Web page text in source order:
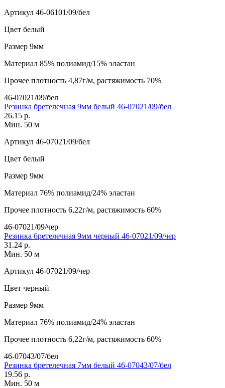
Артикул 46-06101/09/бел
Цвет белый
Размер 9мм
Материал 85% полиамид/15% эластан
Прочее плотность 4,87г/м, растяжимость 70%
46-07021/09/бел
Резинка бретелечная 9мм белый 46-07021/09/бел
26.15 р.
Мин. 50 м
Артикул 46-07021/09/бел
Цвет белый
Размер 9мм
Материал 76% полиамид/24% эластан
Прочее плотность 6,22г/м, растяжимость 60%
46-07021/09/чер
Резинка бретелечная 9мм черный 46-07021/09/чер
31.24 р.
Мин. 50 м
Артикул 46-07021/09/чер
Цвет черный
Размер 9мм
Материал 76% полиамид/24% эластан
Прочее плотность 6,22г/м, растяжимость 60%
46-07043/07/бел
Резинка бретелечная 7мм белый 46-07043/07/бел
19.56 р.
Мин. 50 м